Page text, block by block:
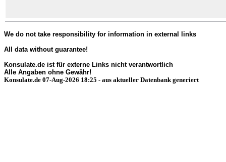
We do not take responsibility for information in external links
All data without guarantee!
Konsulate.de ist für externe Links nicht verantwortlich
Alle Angaben ohne Gewähr!
Konsulate.de 07-Aug-2026 18:25 - aus aktueller Datenbank generiert